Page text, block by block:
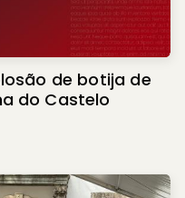
de botija de
do Castelo